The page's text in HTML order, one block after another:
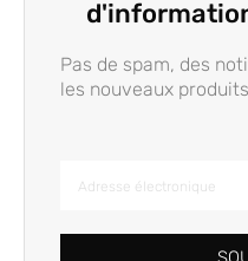
Pas de spam, des
les nouveaux